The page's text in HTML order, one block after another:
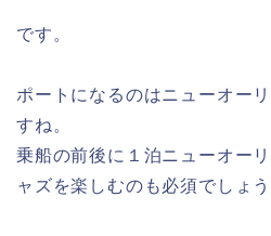
です。
ポートになるのはニューオー
すね。
乗船の前後に１泊ニューオー
ャズを楽しむのも必須でしょう